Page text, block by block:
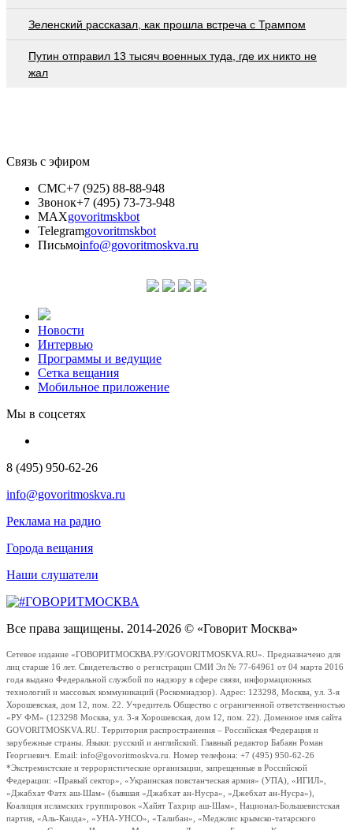
Зеленский рассказал, как прошла встреча с Трампом
Путин отправил 13 тысяч военных туда, где их никто не
жал
Связь с эфиром
СМС+7 (925) 88-88-948
Звонок+7 (495) 73-73-948
MAXgovoritmskbot
Telegramgovoritmskbot
Письмоinfo@govoritmoskva.ru
Новости
Интервью
Программы и ведущие
Сетка вещания
Мобильное приложение
Мы в соцсетях
8 (495) 950-62-26
info@govoritmoskva.ru
Реклама на радио
Города вещания
Наши слушатели
Все права защищены. 2014-2026 © «Говорит Москва»
Сетевое издание «ГОВОРИТМОСКВА.РУ/GOVORITMOSKVA.RU». Предназначено для
лиц старше 16 лет. Свидетельство о регистрации СМИ Эл № 77-64961 от 04 марта 2016
года выдано Федеральной службой по надзору в сфере связи, информационных
технологий и массовых коммуникаций (Роскомнадзор). Адрес: 123298, Москва, ул. 3-я
Хорошевская, дом 12, пом. 22. Учредитель Общество с ограниченной ответственностью
«РУ ФМ» (123298 Москва, ул. 3-я Хорошевская, дом 12, пом. 22). Доменное имя сайта
GOVORITMOSKVA.RU. Территория распространения – Российская Федерация и
зарубежные страны. Языки: русский и английский. Главный редактор Бабаян Роман
Георгиевич. Email: info@govoritmoskva.ru. Номер телефона: +7 (495) 950-62-26
*Экстремистские и террористические организации, запрещенные в Российской
Федерации: «Правый сектор», «Украинская повстанческая армия» (УПА), «ИГИЛ»,
«Джабхат Фатх аш-Шам» (бывшая «Джабхат ан-Нусра», «Джебхат ан-Нусра»),
Коалиция исламских группировок «Хайят Тахрир аш-Шам», Национал-Большевистская
партия, «Аль-Каида», «УНА-УНСО», «Талибан», «Меджлис крымско-татарского